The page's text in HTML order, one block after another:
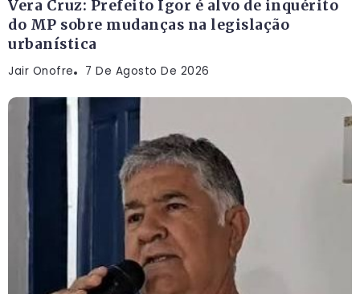
Vera Cruz: Prefeito Igor é alvo de inquérito
do MP sobre mudanças na legislação
urbanística
Jair Onofre 7 De Agosto De 2026